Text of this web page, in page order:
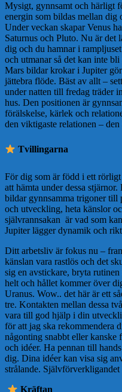
Mysigt, gynnsamt och härligt
energin som bildas mellan dig
Under veckan skapar Venus
Saturnus och Pluto. Nu är det
dig och du hamnar i
och utmanar så det kan inte
Mars bildar krokar i Jupiter
jättebra flöde. Bäst av allt –
under natten till fredag träder
hus. Den positionen är
förälskelse, kärlek och
den viktigaste relationen –
Tvillingarna
För dig som är född i ett
att hämta under dessa
bildar gynnsamma trigoner till
och utveckling, heta känslor
självrannsakan är vad som
Jupiter lägger dynamik och
Ditt arbetsliv är fokus nu –
känslan vara rastlös och det
sig en avstickare, bryta
helt och hållet kommer över
Uranus. Wow.. det här är ett
tre. Kontakten mellan dessa
vara till god hjälp i din
för att jag ska rekommendera
någonting snabbt eller kanske
och idéer. Ha pennan till
dig. Dina idéer kan visa sig
strålande.
Kräftan